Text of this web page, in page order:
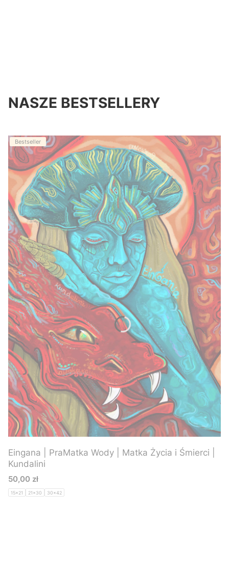
NASZE BESTSELLERY
Bestseller
Eingana | PraMatka Wody | Matka Życia i Śmierci |
Kundalini
Cena
50,00 zł
15x21 21x30 30x42